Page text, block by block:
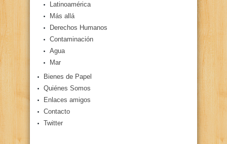
Latinoamérica
Más allá
Derechos Humanos
Contaminación
Agua
Mar
Bienes de Papel
Quiénes Somos
Enlaces amigos
Contacto
Twitter